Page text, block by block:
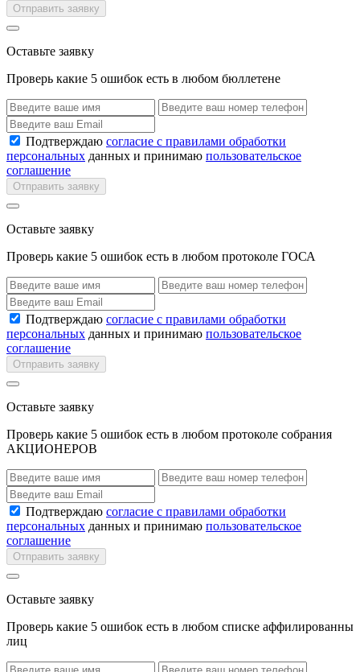
Отправить заявку
Оставьте заявку
Проверь какие 5 ошибок есть в любом бюллетене
Подтверждаю согласие с правилами обработки
персональных данных и принимаю пользовательское
соглашение
Отправить заявку
Оставьте заявку
Проверь какие 5 ошибок есть в любом протоколе ГОСА
Подтверждаю согласие с правилами обработки
персональных данных и принимаю пользовательское
соглашение
Отправить заявку
Оставьте заявку
Проверь какие 5 ошибок есть в любом протоколе собрания
АКЦИОНЕРОВ
Подтверждаю согласие с правилами обработки
персональных данных и принимаю пользовательское
соглашение
Отправить заявку
Оставьте заявку
Проверь какие 5 ошибок есть в любом списке аффилированны
лиц